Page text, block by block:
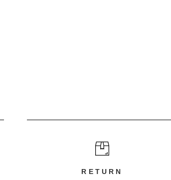
RETURN